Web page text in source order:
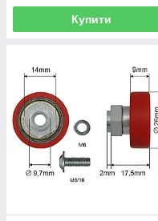
Купити